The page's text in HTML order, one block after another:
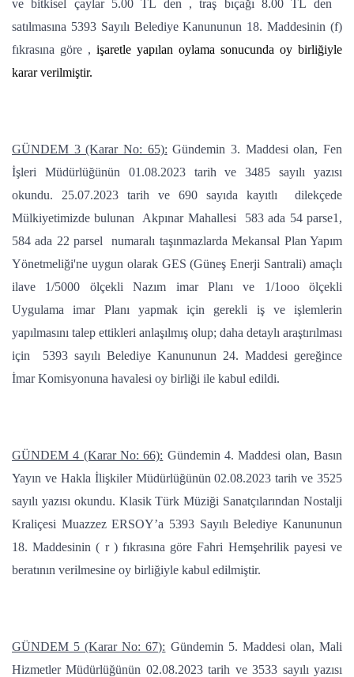
ve bitkisel çaylar 5.00 TL den , traş bıçağı 8.00 TL den
satılmasına 5393 Sayılı Belediye Kanununun 18. Maddesinin (f)
fıkrasına göre , işaretle yapılan oylama sonucunda oy birliğiyle
karar verilmiştir.
GÜNDEM 3 (Karar No: 65): Gündemin 3. Maddesi olan, Fen
İşleri Müdürlüğünün 01.08.2023 tarih ve 3485 sayılı yazısı
okundu. 25.07.2023 tarih ve 690 sayıda kayıtlı dilekçede
Mülkiyetimizde bulunan Akpınar Mahallesi 583 ada 54 parse1,
584 ada 22 parsel numaralı taşınmazlarda Mekansal Plan Yapım
Yönetmeliği'ne uygun olarak GES (Güneş Enerji Santrali) amaçlı
ilave 1/5000 ölçekli Nazım imar Planı ve 1/1ooo ölçekli
Uygulama imar Planı yapmak için gerekli iş ve işlemlerin
yapılmasını talep ettikleri anlaşılmış olup; daha detaylı araştırılması
için 5393 sayılı Belediye Kanununun 24. Maddesi gereğince
İmar Komisyonuna havalesi oy birliği ile kabul edildi.
GÜNDEM 4 (Karar No: 66): Gündemin 4. Maddesi olan, Basın
Yayın ve Hakla İlişkiler Müdürlüğünün 02.08.2023 tarih ve 3525
sayılı yazısı okundu. Klasik Türk Müziği Sanatçılarından Nostalji
Kraliçesi Muazzez ERSOY’a 5393 Sayılı Belediye Kanununun
18. Maddesinin ( r ) fıkrasına göre Fahri Hemşehrilik payesi ve
beratının verilmesine oy birliğiyle kabul edilmiştir.
GÜNDEM 5 (Karar No: 67): Gündemin 5. Maddesi olan, Mali
Hizmetler Müdürlüğünün 02.08.2023 tarih ve 3533 sayılı yazısı